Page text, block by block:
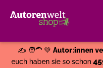
✍️ 🧑‍🦱 💚 Autor:innen
euch haben sie so schon